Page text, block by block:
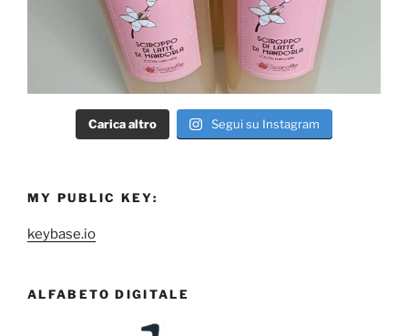
Carica altro Segui su Instagram
MY PUBLIC KEY:
keybase.io
ALFABETO DIGITALE